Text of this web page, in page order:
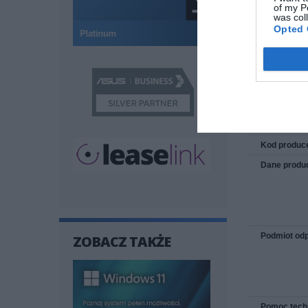
of my
was
Opted
ZOBACZ TAKŻE
Wilgotność
Deklarowana
Kod
Dane
Podmiot